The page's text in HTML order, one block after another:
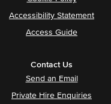
Accessibility Statement
Access Guide
Contact Us
Send an Email
Private Hire Enquiries